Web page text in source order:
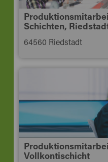
Schichten,
64560 Riedstadt
Vollkontischicht